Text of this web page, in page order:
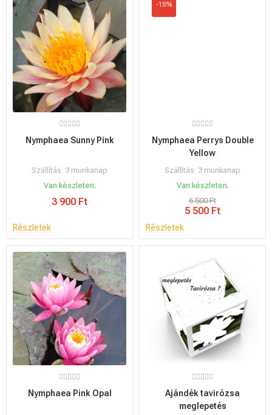
Nymphaea Sunny Pink
Szállítás: 3 munkanap
Van készleten.
3 900 Ft
Részletek
Nymphaea Perrys Double
Yellow
Szállítás: 3 munkanap
Van készleten.
-15%
6 500 Ft
5 500 Ft
Részletek
Nymphaea Pink Opal
Ajándék tavirózsa
meglepetés